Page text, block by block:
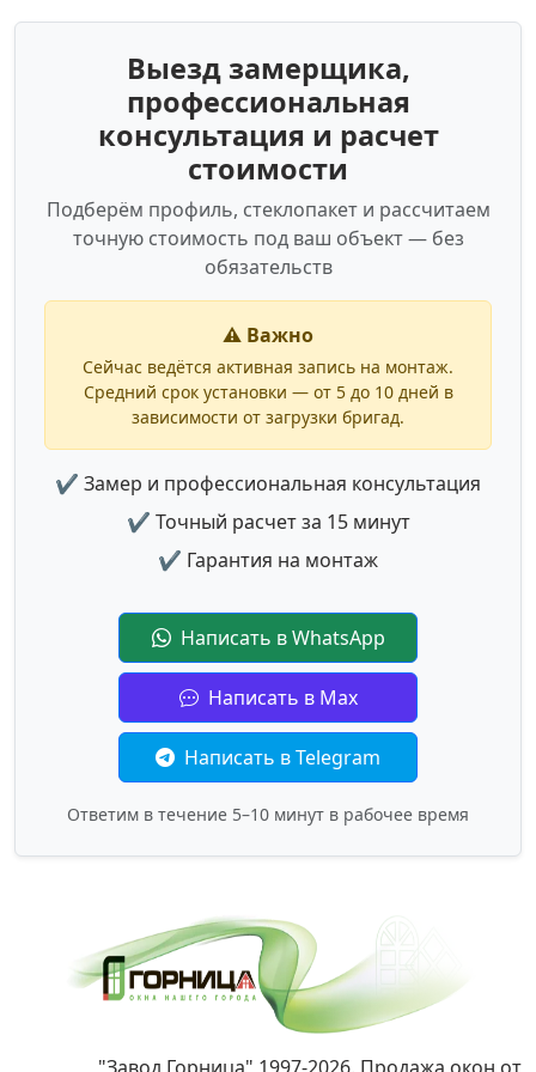
Выезд замерщика,
профессиональная
консультация и расчет
стоимости
Подберём профиль, стеклопакет и рассчитаем
точную стоимость под ваш объект — без
обязательств
⚠️ Важно
Сейчас ведётся активная запись на монтаж.
Средний срок установки — от 5 до 10 дней в
зависимости от загрузки бригад.
✔ Замер и профессиональная консультация
✔ Точный расчет за 15 минут
✔ Гарантия на монтаж
Написать в WhatsApp
Написать в Max
Написать в Telegram
Ответим в течение 5–10 минут в рабочее время